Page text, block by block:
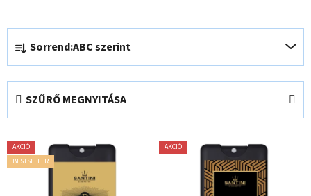
T
r
m
k
e
k
Sorrend:ABC szerint
SZŰRŐ MEGNYITÁSA
T
e
AKCIÓ
BESTSELLER
AKCIÓ